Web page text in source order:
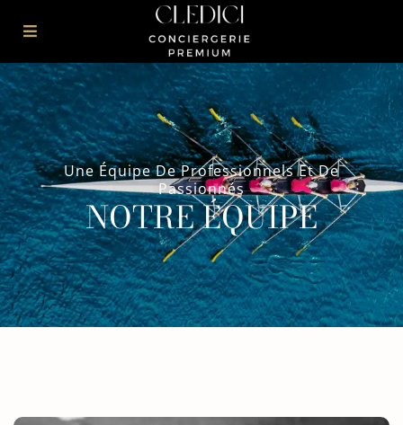
Une Équipe De Professionnels Et De
Passionnés
NOTRE ÉQUIPE